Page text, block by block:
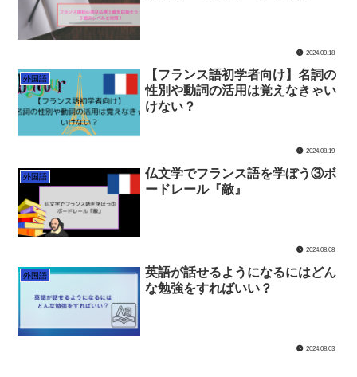
2024.09.18
外国語
【フランス語初学者向け】名詞の
性別や動詞の活用は覚えなきゃい
けない？
2024.08.19
外国語
仏文学でフランス語を学ぼう③ボ
ードレール『敵』
2024.08.08
外国語
英語が話せるようになるにはどん
な勉強をすればいい？
2024.08.03